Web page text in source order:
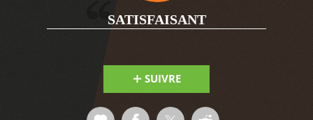
SATISFAISANT
SUIVRE